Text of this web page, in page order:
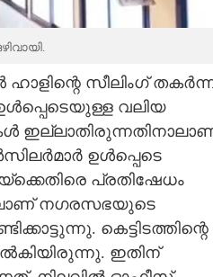
സീലിംഗ്
വലിയ
ഉൾപ്പെടെ
പ്രതിഷേധം
നഗരസഭയുടെ
കെട്ടിടത്തിന്റെ
ഇതിന്